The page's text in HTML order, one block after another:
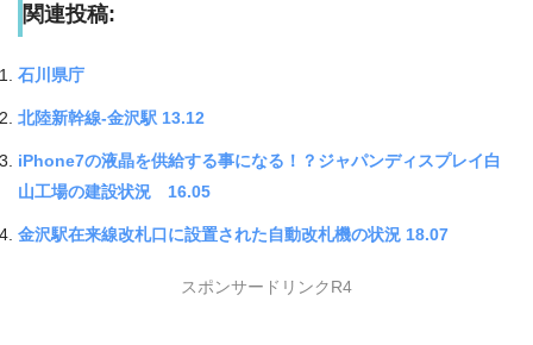
関連投稿:
石川県庁
北陸新幹線-金沢駅 13.12
iPhone7の液晶を供給する事になる！？ジャパンディスプレイ白
山工場の建設状況 16.05
金沢駅在来線改札口に設置された自動改札機の状況 18.07
スポンサードリンクR4